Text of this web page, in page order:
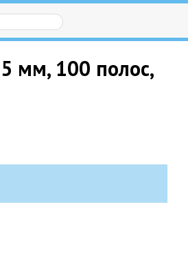
мм, 100 полос,